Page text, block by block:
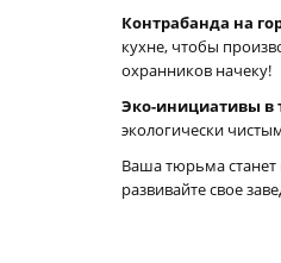
Контрабанда на
кухне, чтобы
охранников начеку!
Эко-инициативы в
экологически
Ваша тюрьма
развивайте свое